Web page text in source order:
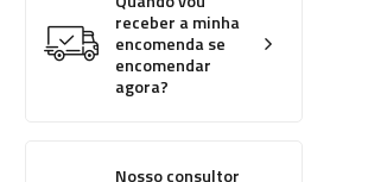
receber a minha
encomenda se
encomendar
agora?
Nosso consultor